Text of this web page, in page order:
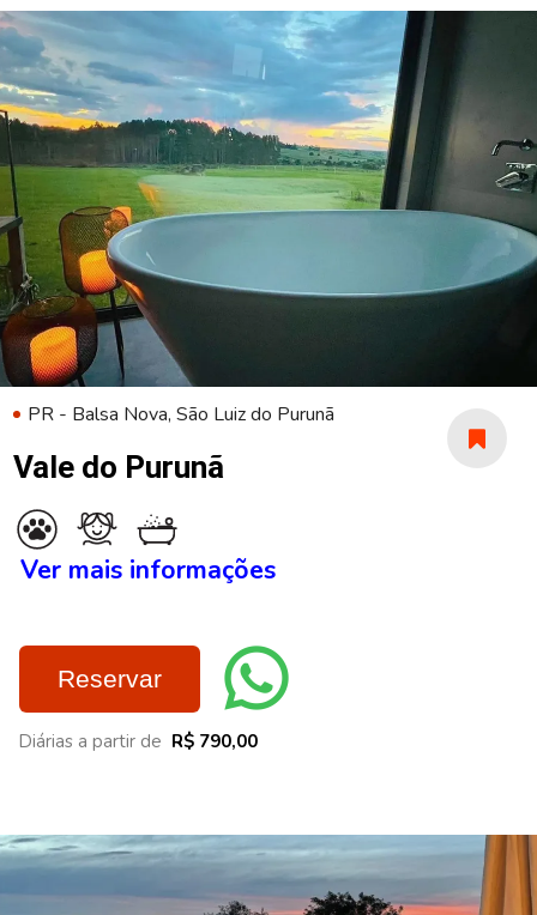
PR - Balsa Nova, São Luiz do Purunã
Vale do Purunã
Ver mais informações
Reservar
Diárias a partir de R$ 790,00